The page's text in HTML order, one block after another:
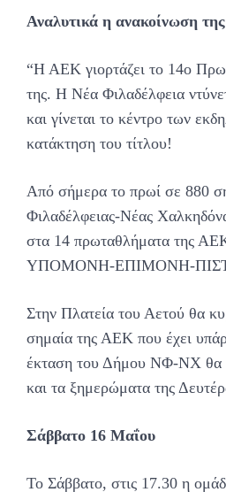
Αναλυτικά η ανακοίνωση
“Η ΑΕΚ γιορτάζει το 14ο
της. Η Νέα Φιλαδέλφεια
και γίνεται το κέντρο των
κατάκτηση του τίτλου!
Από σήμερα το πρωί σε 880
Φιλαδέλφειας-Νέας
στα 14 πρωταθλήματα της
ΥΠΟΜΟΝΗ-ΕΠΙΜΟΝΗ-
Στην Πλατεία του Αετού θα
σημαία της ΑΕΚ που έχει
έκταση του Δήμου ΝΦ-ΝΧ θα
και τα ξημερώματα της
Σάββατο 16 Μαΐου
Το Σάββατο, στις 17.30 η